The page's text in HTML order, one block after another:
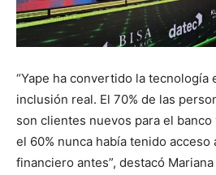
“Yape ha convertido la tecnología
inclusión real. El 70% de las
son clientes nuevos para el
el 60% nunca había tenido
financiero antes”, destacó